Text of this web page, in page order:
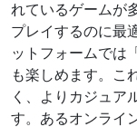
れているゲームが
プレイするのに最
ットフォームでは
も楽しめます。こ
く、よりカジュア
す。あるオンライ